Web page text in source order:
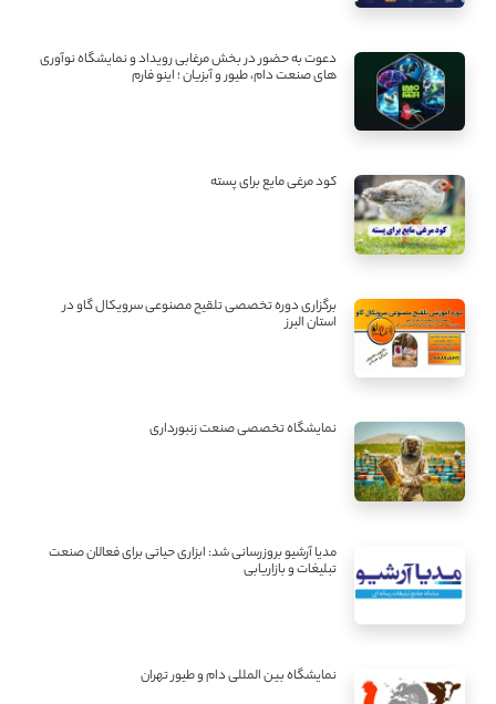
دعوت به حضور در بخش مرغابی رویداد و نمایشگاه نوآوری
های صنعت دام، طیور و آبزیان ؛ اینو فارم
کود مرغی مایع برای پسته
برگزاری دوره تخصصی تلقیح مصنوعی سرویکال گاو در
استان البرز
نمایشگاه تخصصی صنعت زنبورداری
مدیا آرشیو بروزرسانی شد: ابزاری حیاتی برای فعالان صنعت
تبلیغات و بازاریابی
نمایشگاه بین المللی دام و طیور تهران